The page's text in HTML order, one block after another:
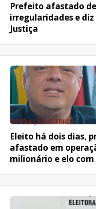
Prefeito afastado
irregularidades e
Justiça
OPERAÇÃO CÍTRICO
Eleito há dois dias,
afastado em
milionário e elo